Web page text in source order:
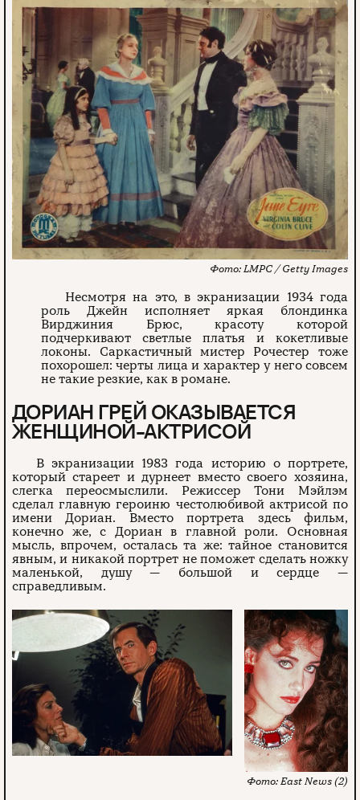
LMPC / Getty Images
Несмотря на это, в экранизации 1934 года
роль Джейн исполняет яркая блондинка
Вирджиния Брюс, красоту которой
подчеркивают светлые платья и кокетливые
локоны. Саркастичный мистер Рочестер тоже
похорошел: черты лица и характер у него совсем
не такие резкие, как в романе.
ДОРИАН ГРЕЙ ОКАЗЫВАЕТСЯ
ЖЕНЩИНОЙ-АКТРИСОЙ
В экранизации 1983 года историю о портрете,
который стареет и дурнеет вместо своего хозяина,
слегка переосмыслили. Режиссер Тони Мэйлэм
сделал главную героиню честолюбивой актрисой по
имени Дориан. Вместо портрета здесь фильм,
конечно же, с Дориан в главной роли. Основная
мысль, впрочем, осталась та же: тайное становится
явным, и никакой портрет не поможет сделать ножку
маленькой, душу — большой и сердце —
справедливым.
East News (2)